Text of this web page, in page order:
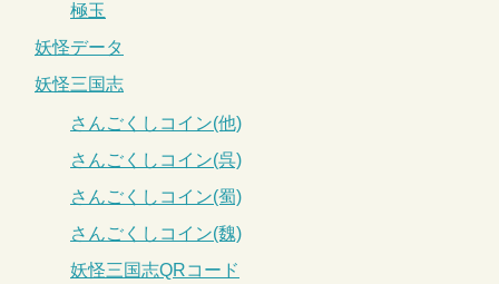
極玉
妖怪データ
妖怪三国志
さんごくしコイン(他)
さんごくしコイン(呉)
さんごくしコイン(蜀)
さんごくしコイン(魏)
妖怪三国志QRコード